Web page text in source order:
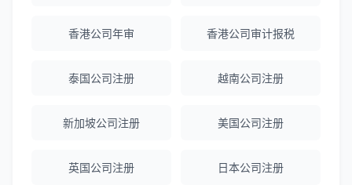
陈经理 ★★★★★
Emma Zhang ★★★★★
香港公司年审 香港公司审计报税
泰国公司注册 越南公司注册
新加坡公司注册 美国公司注册
英国公司注册 日本公司注册